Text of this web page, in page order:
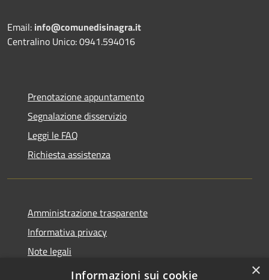
Email: info@comunedisinagra.it
Centralino Unico: 0941.594016
Prenotazione appuntamento
Segnalazione disservizio
Leggi le FAQ
Richiesta assistenza
Amministrazione trasparente
Informativa privacy
Note legali
Dichiarazione di accessibilità
×
Informazioni sui cookie